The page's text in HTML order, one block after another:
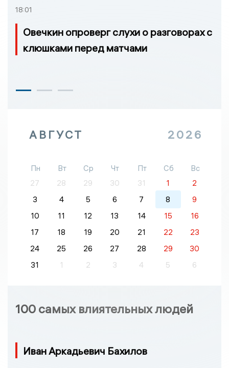
18:01
Овечкин опроверг слухи о разговорах с
клюшками перед матчами
АВГУСТ 2026
Пн Вт Ср Чт Пт Сб
Вс
27
28 29 30 31 1
2
3
4 5 6 7 8
9
10
11 12 13 14 15
16
17
18 19 20 21 22
23
24
25 26 27 28 29
30
31
1 2 3 4 5 6
100 самых влиятельных людей
Иван Аркадьевич Бахилов